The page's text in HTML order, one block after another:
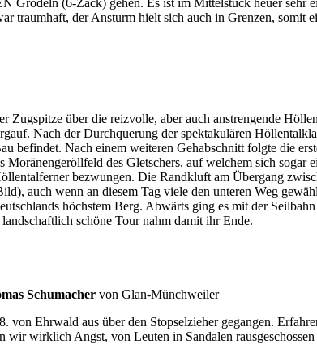
traumhaft, der Ansturm hielt sich auch in Grenzen, somit
Zugspitze über die reizvolle, aber auch anstrengende
Nach der Durchquerung der spektakulären
befindet. Nach einem weiteren Gehabschnitt folgte die
Moränengeröllfeld des Gletschers, auf welchem sich
bezwungen. Die Randkluft am Übergang
auch wenn an diesem Tag viele den unteren Weg
höchstem Berg. Abwärts ging es mit der
schöne Tour nahm damit ihr Ende.
Schumacher von Glan-Münchweiler
von Ehrwald aus über den Stopselzieher gegangen.
wir wirklich Angst, von Leuten in Sandalen